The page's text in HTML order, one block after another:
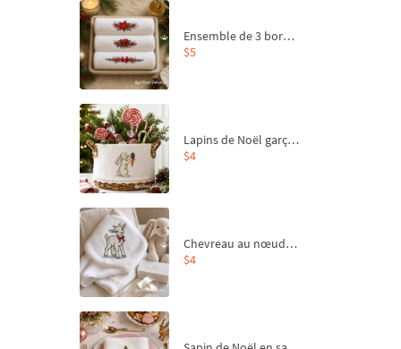
Ensemble de 3 bordures de Noël pour broderie machine
$5
Lapins de Noël garçon et fille - 4 tailles
$4
Chevreau au nœud rouge – broderie machine, 4 tailles
$4